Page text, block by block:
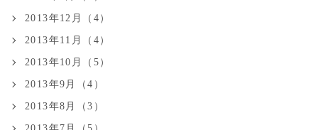
2013年12月（4）
2013年11月（4）
2013年10月（5）
2013年9月（4）
2013年8月（3）